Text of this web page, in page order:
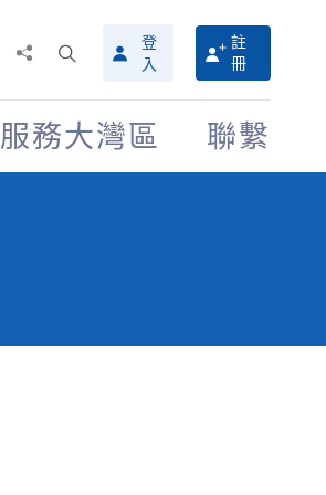
搜
尋
介
面
登
入
註
冊
服務大灣區 聯繫